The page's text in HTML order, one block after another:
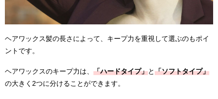
ヘアワックス髪の長さによって、キープ力を重視して選ぶのもポイ
ントです。
ヘアワックスのキープ力は、 「ハードタイプ」と「ソフトタイプ」
の大きく2つに分けることができます。